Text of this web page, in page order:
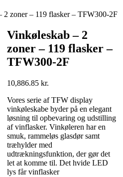
2 zoner – 119 flasker – TFW300-2F
Vinkøleskab – 2
zoner – 119 flasker –
TFW300-2F
10,886.85kr.
Vores serie af TFW display
vinkøleskabe byder på en elegant
løsning til opbevaring og udstilling
af vinflasker. Vinkøleren har en
smuk, rammeløs glasdør samt
træhylder med
udtrækningsfunktion, der gør det
let at komme til. Det hvide LED
lys får vinflasker